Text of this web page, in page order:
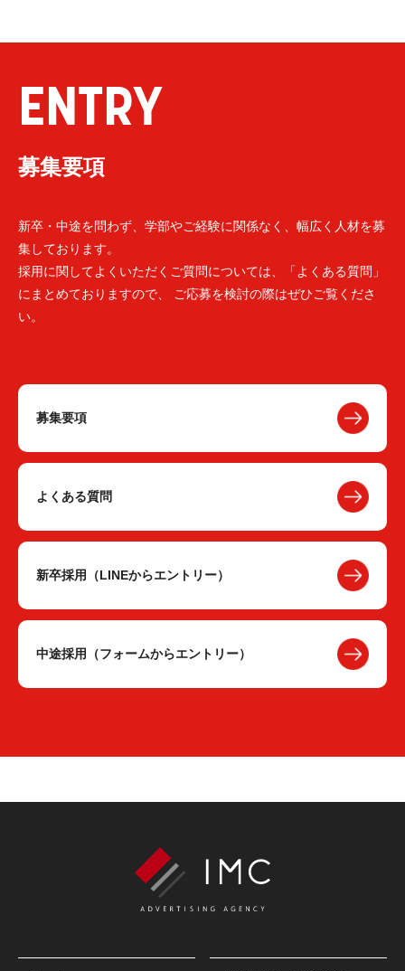
ENTRY
募集要項
新卒・中途を問わず、学部やご経験に関係なく、幅広く人材を募
集しております。
採用に関してよくいただくご質問については、「よくある質問」
にまとめておりますので、 ご応募を検討の際はぜひご覧くださ
い。
募集要項
よくある質問
新卒採用（LINEからエントリー）
中途採用（フォームからエントリー）